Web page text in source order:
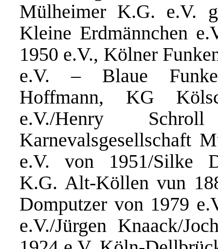
Mülheimer K.G. e.V.
Kleine Erdmännchen
1950 e.V., Kölner
e.V. – Blaue
Hoffmann, KG
e.V./Henry
Karnevalsgesellschaft
e.V. von 1951/Silke
K.G. Alt-Köllen vun
Domputzer von 1979
e.V./Jürgen Knaack/